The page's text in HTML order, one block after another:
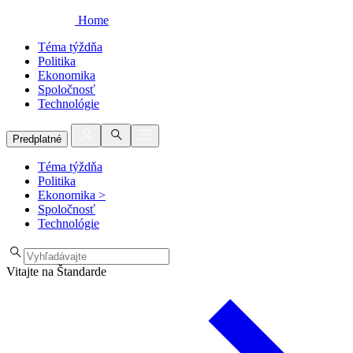
Home
Téma týždňa
Politika
Ekonomika
Spoločnosť
Technológie
Predplatné
Téma týždňa
Politika
Ekonomika >
Spoločnosť
Technológie
Vitajte na Štandarde